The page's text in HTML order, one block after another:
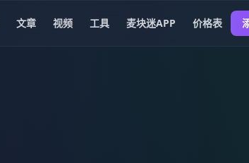
文章 视频 工具 麦块迷APP 价格表